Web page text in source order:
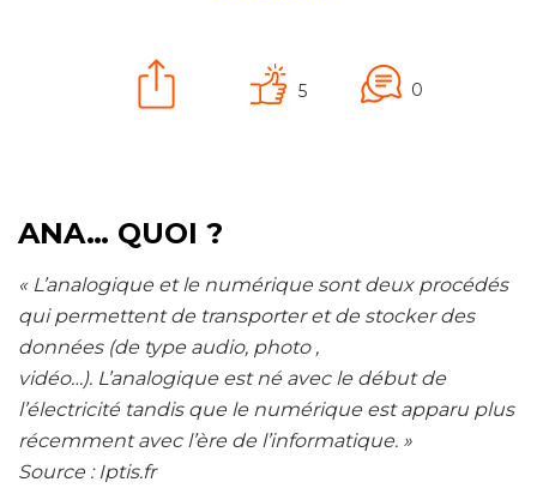
5 0
ANA… QUOI ?
« L’analogique et le numérique sont deux procédés
qui permettent de transporter et de stocker des
données (de type audio, photo ,
vidéo…). L’analogique est né avec le début de
l’électricité tandis que le numérique est apparu plus
récemment avec l’ère de l’informatique. »
Source : Iptis.fr